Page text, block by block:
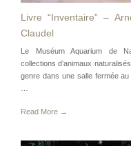
Livre “Inventaire” –
Claudel
Le Muséum Aquarium de
collections d’animaux
genre dans une salle fermée
Read More →